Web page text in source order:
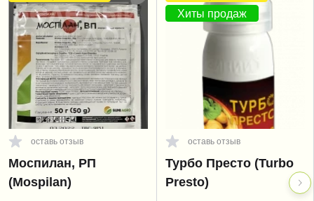
оставь отзыв
Моспилан, РП
(Mospilan)
Хиты продаж
оставь отзыв
Турбо Престо (Turbo
Presto)